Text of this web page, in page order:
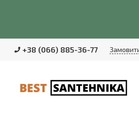
+38 (066) 885-36-77